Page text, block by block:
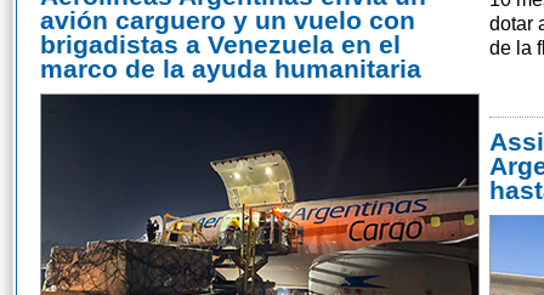
avión carguero y un vuelo con
brigadistas a Venezuela en el
marco de la ayuda humanitaria
dotar
de la